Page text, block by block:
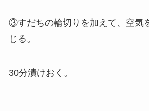
③すだちの輪切りを加えて、空気
じる。
30分漬けおく。